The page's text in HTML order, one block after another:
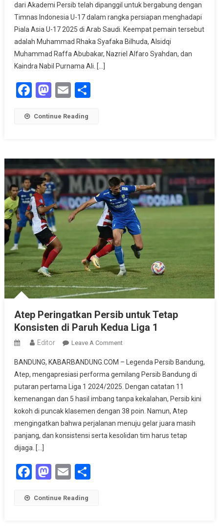
4
Pemainnya
Dipanggil
Timnas
Indonesia
dari Akademi Persib telah dipanggil untuk bergabung dengan
Timnas Indonesia U-17 dalam rangka persiapan menghadapi
Piala Asia U-17 2025 di Arab Saudi. Keempat pemain tersebut
adalah Muhammad Rhaka Syafaka Bilhuda, Alsidqi
Muhammad Raffa Abubakar, Nazriel Alfaro Syahdan, dan
Kaindra Nabil Purnama Ali. […]
Facebook
Mastodon
EmailShare
Continue Reading
Atep Peringatkan Persib untuk Tetap
Konsisten di Paruh Kedua Liga 1
Editor Leave A CommentOn
Peringatkan
Persib
Untuk
Tetap
Konsisten
Di
Paruh
BANDUNG, KABARBANDUNG.COM – Legenda Persib Bandung,
Atep, mengapresiasi performa gemilang Persib Bandung di
putaran pertama Liga 1 2024/2025. Dengan catatan 11
kemenangan dan 5 hasil imbang tanpa kekalahan, Persib kini
kokoh di puncak klasemen dengan 38 poin. Namun, Atep
mengingatkan bahwa perjalanan menuju gelar juara masih
panjang, dan konsistensi serta kesolidan tim harus tetap
dijaga. […]
Facebook
Mastodon
EmailShare
Continue Reading